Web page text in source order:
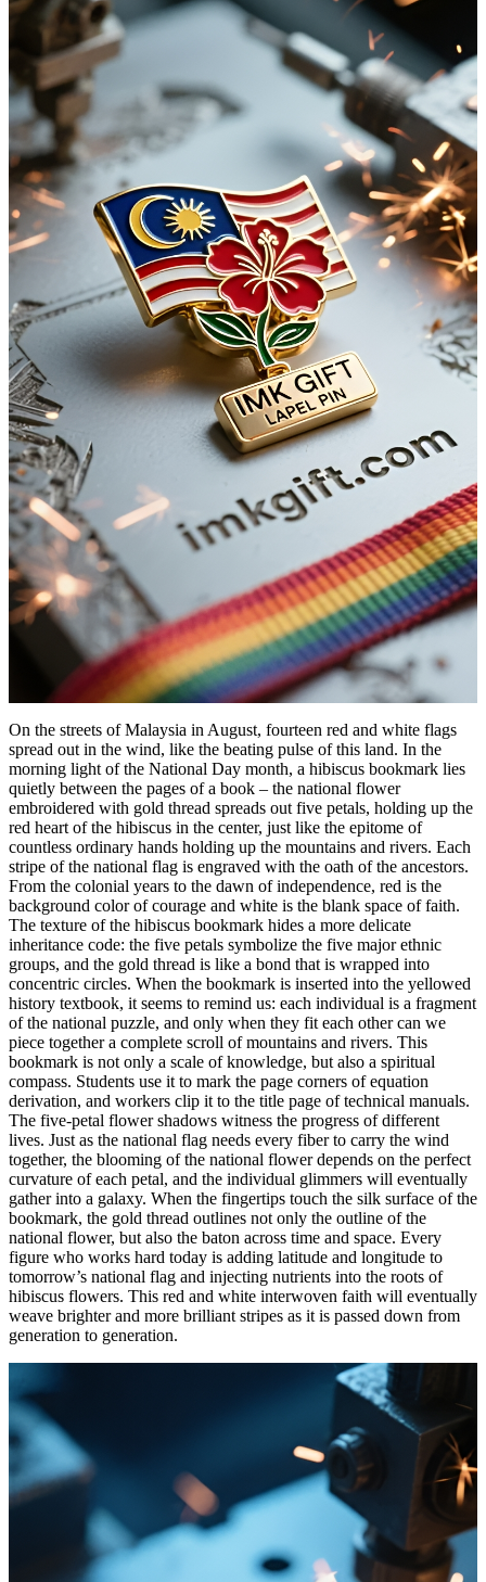
On the streets of Malaysia in August, fourteen red and white flags
spread out in the wind, like the beating pulse of this land. In the
morning light of the National Day month, a hibiscus bookmark lies
quietly between the pages of a book – the national flower
embroidered with gold thread spreads out five petals, holding up the
red heart of the hibiscus in the center, just like the epitome of
countless ordinary hands holding up the mountains and rivers. Each
stripe of the national flag is engraved with the oath of the ancestors.
From the colonial years to the dawn of independence, red is the
background color of courage and white is the blank space of faith.
The texture of the hibiscus bookmark hides a more delicate
inheritance code: the five petals symbolize the five major ethnic
groups, and the gold thread is like a bond that is wrapped into
concentric circles. When the bookmark is inserted into the yellowed
history textbook, it seems to remind us: each individual is a fragment
of the national puzzle, and only when they fit each other can we
piece together a complete scroll of mountains and rivers. This
bookmark is not only a scale of knowledge, but also a spiritual
compass. Students use it to mark the page corners of equation
derivation, and workers clip it to the title page of technical manuals.
The five-petal flower shadows witness the progress of different
lives. Just as the national flag needs every fiber to carry the wind
together, the blooming of the national flower depends on the perfect
curvature of each petal, and the individual glimmers will eventually
gather into a galaxy. When the fingertips touch the silk surface of the
bookmark, the gold thread outlines not only the outline of the
national flower, but also the baton across time and space. Every
figure who works hard today is adding latitude and longitude to
tomorrow’s national flag and injecting nutrients into the roots of
hibiscus flowers. This red and white interwoven faith will eventually
weave brighter and more brilliant stripes as it is passed down from
generation to generation.